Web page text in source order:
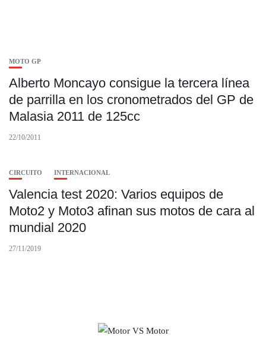
MOTO GP
Alberto Moncayo consigue la tercera línea
de parrilla en los cronometrados del GP de
Malasia 2011 de 125cc
22/10/2011
CIRCUITO INTERNACIONAL
Valencia test 2020: Varios equipos de
Moto2 y Moto3 afinan sus motos de cara al
mundial 2020
27/11/2019